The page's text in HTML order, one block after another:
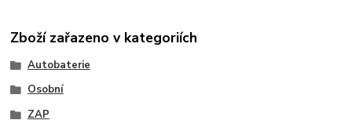
Zboží zařazeno v kategoriích
Autobaterie
Osobní
ZAP